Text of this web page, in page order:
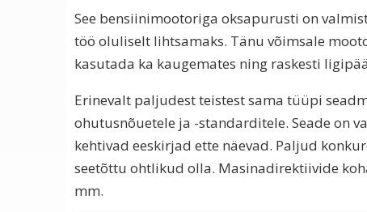
See bensiinimootoriga oksapurusti on
töö oluliselt lihtsamaks. Tänu võimsale
kasutada ka kaugemates ning raskesti
Erinevalt paljudest teistest sama tüüpi
ohutusnõuetele ja -standarditele. Seade on
kehtivad eeskirjad ette näevad. Paljud
seetõttu ohtlikud olla. Masinadirektiivide
mm.